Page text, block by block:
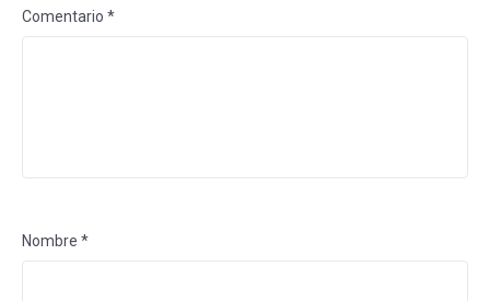
Comentario *
Nombre *